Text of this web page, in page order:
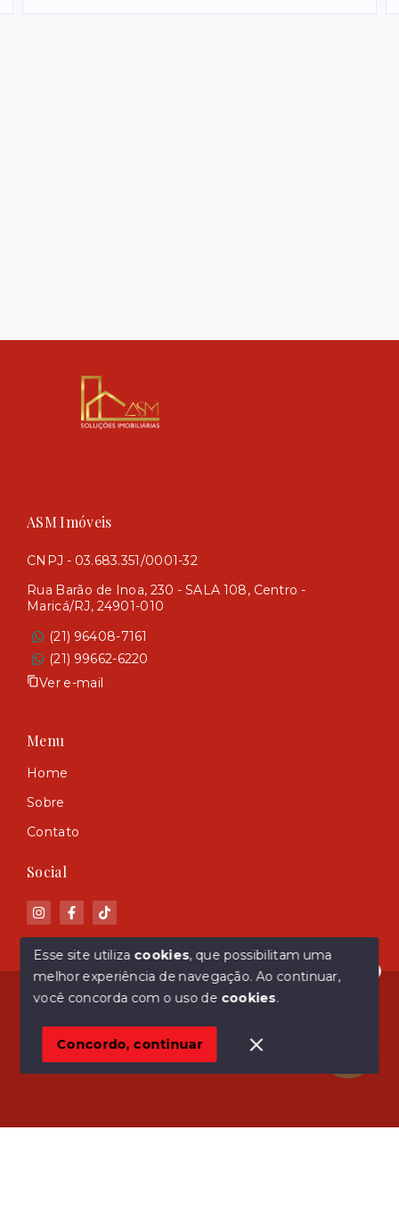
Olá! Estamos disponíveis para te ajudar.
ASM Imóveis
CNPJ - 03.683.351/0001-32
Rua Barão de Inoa, 230 - SALA 108, Centro -
Maricá/RJ, 24901-010
(21) 96408-7161
(21) 99662-6220
Ver e-mail
Menu
Home
Sobre
Contato
Social
© Copyright 2026 - ASM Imóveis - Todos os direitos
SITE PARA IMOBILIARIA
Esse site utiliza cookies, que possibilitam uma
melhor experiência de navegação.Ao continuar,
você concorda com o uso de cookies.
Concordo, continuar